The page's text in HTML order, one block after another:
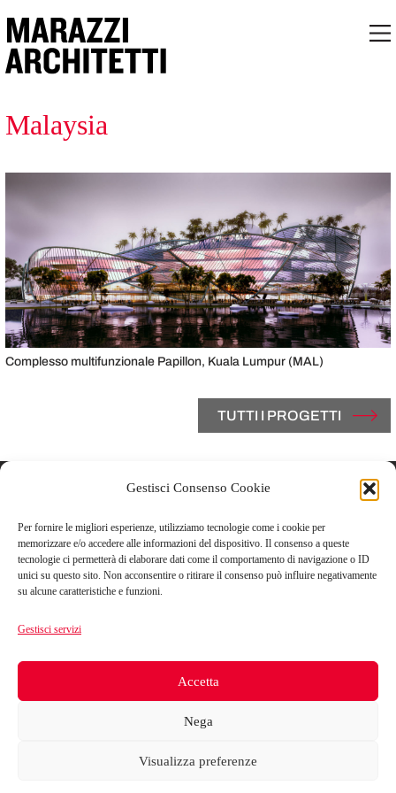
Gestisci Consenso Cookie
Per fornire le migliori esperienze, utilizziamo tecnologie come i cookie per
memorizzare e/o accedere alle informazioni del dispositivo. Il consenso a queste
tecnologie ci permetterà di elaborare dati come il comportamento di navigazione o ID
unici su questo sito. Non acconsentire o ritirare il consenso può influire negativamente
su alcune caratteristiche e funzioni.
Gestisci servizi
Accetta
Nega
Visualizza preferenze
Malaysia
Complesso multifunzionale Papillon, Kuala Lumpur (MAL)
TUTTI I PROGETTI
Vicolo Del Carmine, 3
43121 Parma, Italy
F +39.0521.1813182
info@marazziarchitetti.com